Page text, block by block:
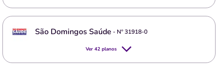
São Domingos Saúde - Nº31918-0
Ver 42 planos